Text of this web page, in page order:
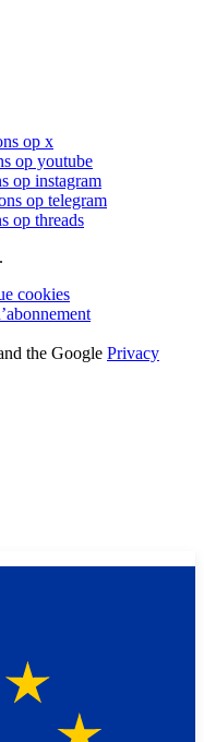
op x
op youtube
op instagram
op telegram
op threads
cookies
the Google Privacy